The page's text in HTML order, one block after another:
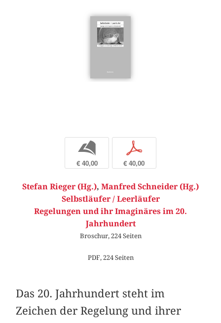
b
€ 40,00
p
€ 40,00
Stefan Rieger (Hg.), Manfred Schneider (Hg.)
Selbstläufer / Leerläufer
Regelungen und ihr Imaginäres im 20.
Jahrhundert
Broschur, 224 Seiten
PDF, 224 Seiten
Das 20. Jahrhundert steht im
Zeichen der Regelung und ihrer